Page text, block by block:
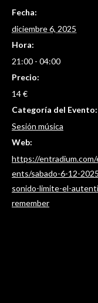
Fecha:
diciembre 6, 2025
Hora:
21:00 - 04:00
Precio:
14 €
Categoría del Evento:
Sesión música
Web:
https://entradium.com/
ents/sabado-6-12-
sonido-limite-el-
remember